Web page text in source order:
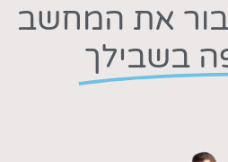
את המחשב
בשבילך